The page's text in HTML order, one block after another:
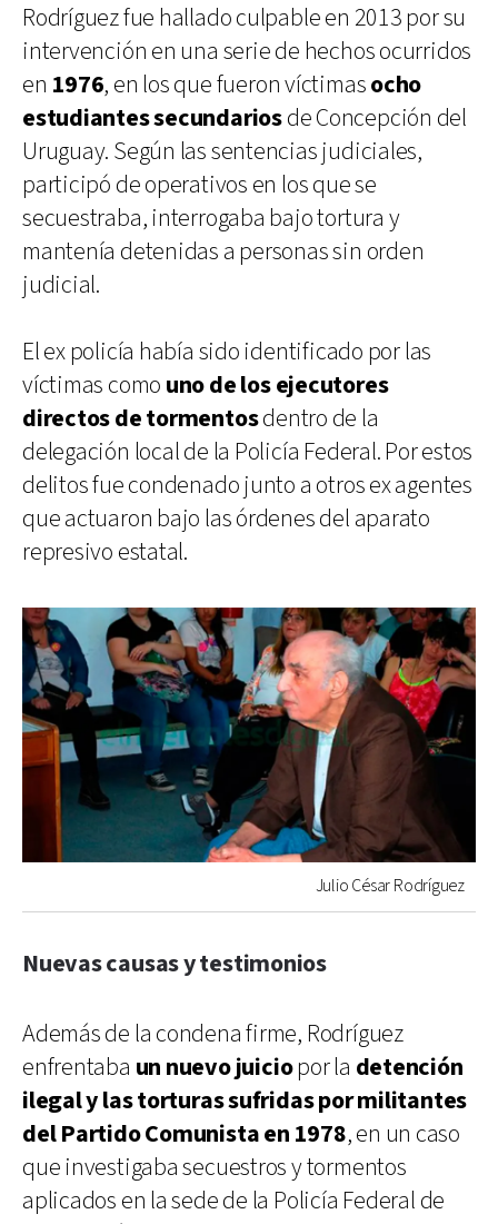
Rodríguez fue hallado culpable en 2013 por su
intervención en una serie de hechos ocurridos
en 1976, en los que fueron víctimasocho
estudiantes secundariosde Concepción del
Uruguay. Según las sentencias judiciales,
participó de operativos en los que se
secuestraba, interrogaba bajo tortura y
mantenía detenidas a personas sin orden
judicial.
El ex policía había sido identificado por las
víctimas como uno de los ejecutores
directos de tormentosdentro de la
delegación local de la Policía Federal. Por estos
delitos fue condenado junto a otros ex agentes
que actuaron bajo las órdenes del aparato
represivo estatal.
Julio César Rodríguez
Nuevas causas y testimonios
Además de la condena firme, Rodríguez
enfrentaba un nuevo juiciopor la detención
ilegal y las torturas sufridas por militantes
del Partido Comunista en 1978, en un caso
que investigaba secuestros y tormentos
aplicados en la sede de la Policía Federal de